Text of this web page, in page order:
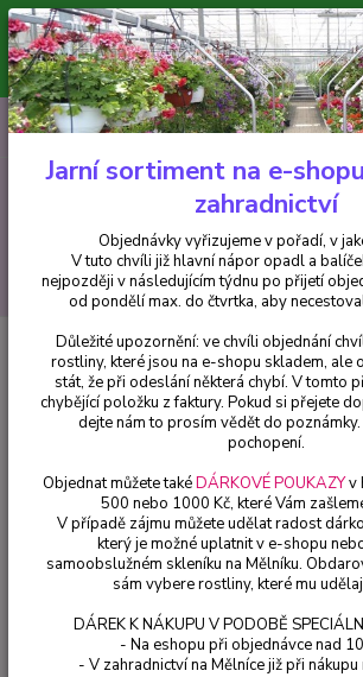
Minimální hodnota pro odeslání z e-
V tuto chvíli již hlavní nápor objednávek opadl a
nejpozději v následujícím týdnu po přijetí
vyřizujeme v pořadí, v jakém
CZK
+420 602 223 614
Fuchsie Cotton Candy Fuchsie - cena za
Cotton Candy Fuchsie
kus v 3-kusovém balení
Jarní sortiment na e-
zahradnictví
Objednávky vyřizujeme v pořadí, v
V tuto chvíli již hlavní nápor opadl a
nejpozději v následujícím týdnu po přijetí
od pondělí max. do čtvrtka, aby
Důležité upozornění: ve chvíli objednání
rostliny, které jsou na e-shopu skladem, ale
stát, že při odeslání některá chybí. V tomto
chybějící položku z faktury. Pokud si přejete
dejte nám to prosím vědět do poznámky.
pochopení.
Objednat můžete takéDÁRKOVÉ POUKAZYv
500 nebo 1000 Kč, které Vám
V případě zájmu můžete udělat radost
který je možné uplatnit v e-shopu
samoobslužném skleníku na Mělníku.
sám vybere rostliny, které mu
DÁREK K NÁKUPU V PODOBĚ
- Na eshopu při objednávce nad
- V zahradnictví na Mělníce již při nákupu